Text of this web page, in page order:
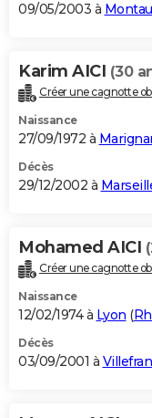
09/05/2003 à
Karim AICI (30
Créer une cagnotte
Naissance
27/09/1972 à
Décès
29/12/2002 à
Mohamed AICI
Créer une cagnotte
Naissance
12/02/1974 à Lyon (
Décès
03/09/2001 à